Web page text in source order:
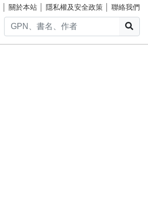
關於本站 隱私權及安全政策 聯絡我們